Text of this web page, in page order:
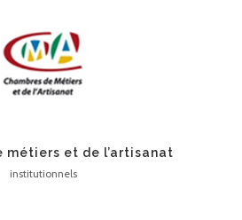
métiers et de l’artisanat
institutionnels